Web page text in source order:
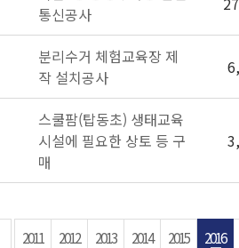
통신공사
분리수거 체험교육장 제
작 설치공사
스쿨팜(탑동초) 생태교육
시설에 필요한 상토 등 구
매
2011 2012 2013 2014 2015 2016